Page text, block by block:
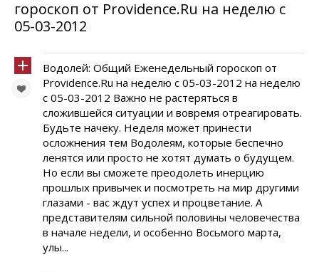
гороскоп от Providence.Ru на неделю с
05-03-2012
Водолей: Общий Еженедельный гороскоп от
Providence.Ru на неделю с 05-03-2012 на неделю
с 05-03-2012 Важно не растеряться в
сложившейся ситуации и вовремя отреагировать.
Будьте начеку. Неделя может принести
осложнения тем Водолеям, которые беспечно
ленятся или просто не хотят думать о будущем.
Но если вы сможете преодолеть инерцию
прошлых привычек и посмотреть на мир другими
глазами - вас ждут успех и процветание. А
представителям сильной половины человечества
в начале недели, и особенно Восьмого марта,
улы...